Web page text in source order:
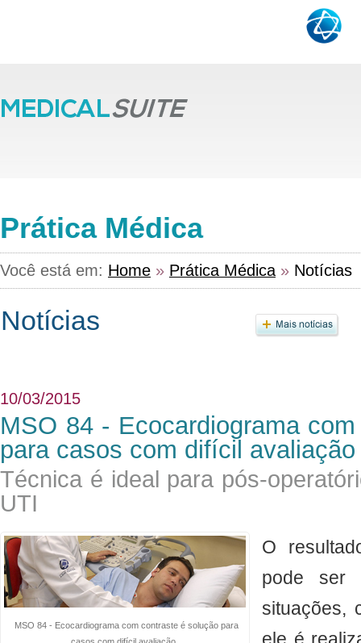
Prática Médica
Você está em: Home » Prática Médica » Notícias
10/03/2015
MSO 84 - Ecocardiograma
para casos com difícil avaliação
Técnica é ideal para pós-
UTI
MSO 84 - Ecocardiograma com contraste é solução para
O
pode ser
situações,